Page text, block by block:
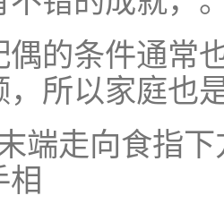
偶的条件通常
，所以家庭也
端走向食指
相